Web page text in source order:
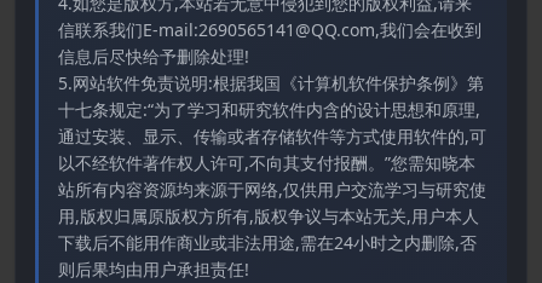
信联系我们E-mail:2690565141@QQ.com,我们会在收到
信息后尽快给予删除处理!
5.网站软件免责说明:根据我国《计算机软件保护条例》第
十七条规定:“为了学习和研究软件内含的设计思想和原理,
通过安装、显示、传输或者存储软件等方式使用软件的,可
以不经软件著作权人许可,不向其支付报酬。”您需知晓本
站所有内容资源均来源于网络,仅供用户交流学习与研究使
用,版权归属原版权方所有,版权争议与本站无关,用户本人
下载后不能用作商业或非法用途,需在24小时之内删除,否
则后果均由用户承担责任!